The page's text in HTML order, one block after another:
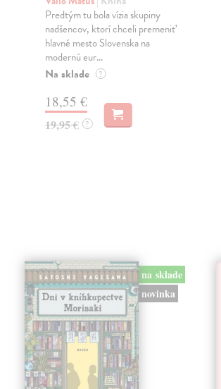
Predtým tu bola vízia skupiny
nadšencov, ktorí chceli premeniť
hlavné mesto Slovenska na
modernú eur...
Na sklade ?
18,55 €
19,95 € ?
na sklade
novinka